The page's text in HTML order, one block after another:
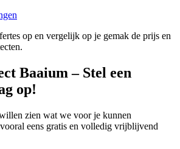
op en vergelijk op je gemak de prijs en
Baaium – Stel een
op!
zien wat we voor je kunnen
eens gratis en volledig vrijblijvend